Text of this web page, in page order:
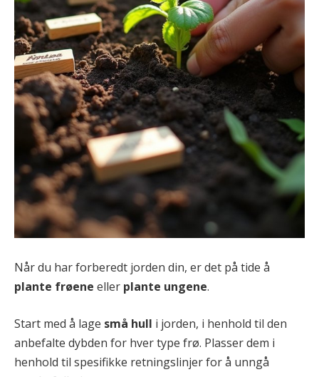
Når du har forberedt jorden din, er det på tide å
plante frøene eller plante ungene.
Start med å lage små hull i jorden, i henhold til den
anbefalte dybden for hver type frø. Plasser dem i
henhold til spesifikke retningslinjer for å unngå